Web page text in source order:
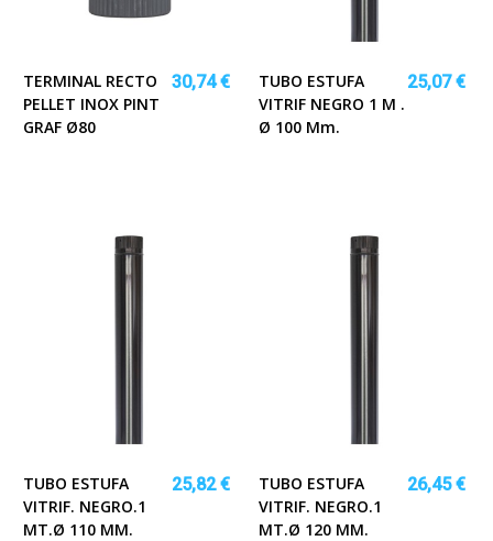
TERMINAL RECTO
PELLET INOX PINT
GRAF Ø80
30,74 €
TUBO ESTUFA
VITRIF NEGRO 1 M .
Ø 100 Mm.
25,07 €
TUBO ESTUFA
VITRIF. NEGRO.1
MT.Ø 110 MM.
25,82 €
TUBO ESTUFA
VITRIF. NEGRO.1
MT.Ø 120 MM.
26,45 €